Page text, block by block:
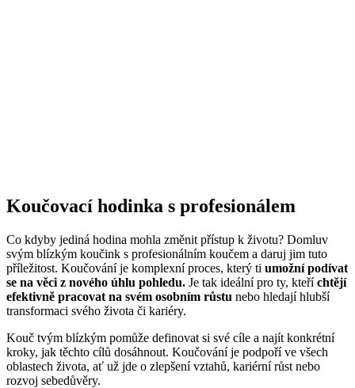
Koučovací hodinka s profesionálem
Co kdyby jediná hodina mohla změnit přístup k životu? Domluv
svým blízkým koučink s profesionálním koučem a daruj jim tuto
příležitost. Koučování je komplexní proces, který ti umožní podívat
se na věci z nového úhlu pohledu. Je tak ideální pro ty, kteříchtějí
efektivně pracovat na svém osobním růstu nebo hledají hlubší
transformaci svého života či kariéry.
Kouč tvým blízkým pomůže definovat si své cíle a najít konkrétní
kroky, jak těchto cílů dosáhnout. Koučování je podpoří ve všech
oblastech života, ať už jde o zlepšení vztahů, kariérní růst nebo
rozvoj sebedůvěry.